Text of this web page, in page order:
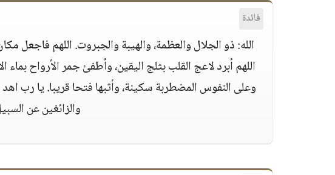
فائدة
الله: ذو الجلال والعظمة، والهيبة والجبروت. اللهم فاجعل
اللهم أبرد لاعج القلب بثلج اليقين، وأطفئ جمر الأرواح
وعلى النفوس المضطربة سكينة، وأثبها فتحا قريبا. يا رب
والزائغين عن